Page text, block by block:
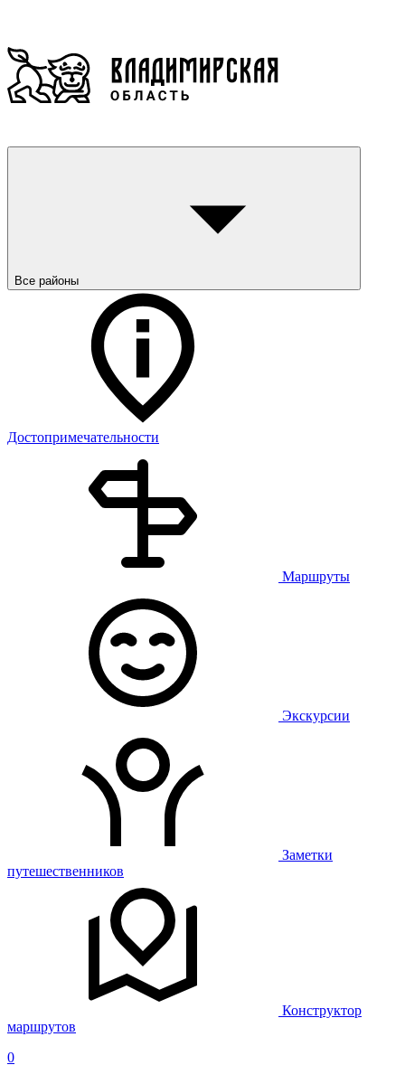
Все районы
Достопримечательности
Маршруты
Экскурсии
Заметки
путешественников
Конструктор
маршрутов
0